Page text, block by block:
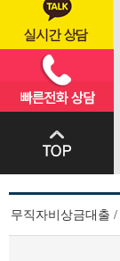
무직자비상금대출